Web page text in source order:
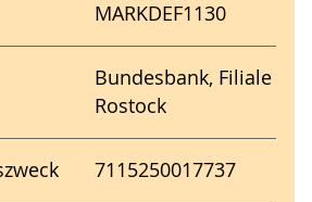
MARKDEF1130
Bundesbank, Filiale
Rostock
7115250017737